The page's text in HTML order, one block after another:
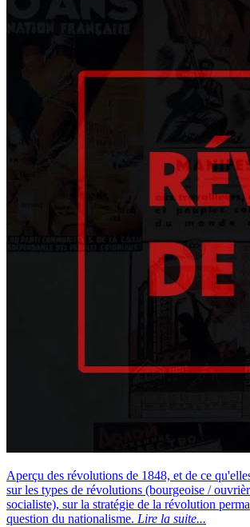
Aperçu des révolutions de 1848, et de ce
sur les types de révolutions (bourgeoise /
socialiste), sur la stratégie de la révolution
question du nationalisme. Lire la suite...